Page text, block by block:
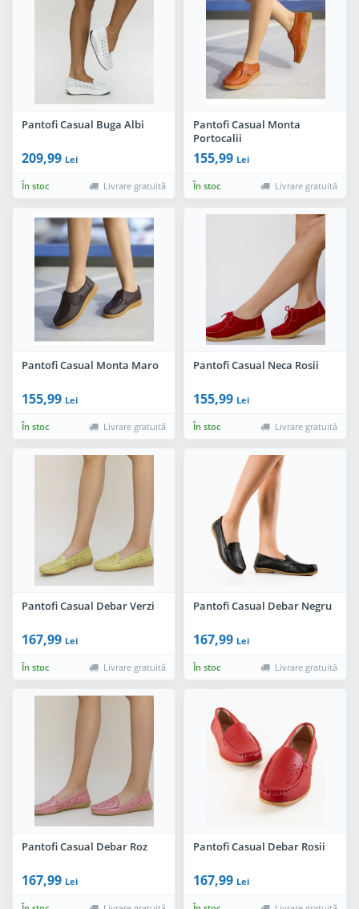
Pantofi Casual Buga Albi
209,99 Lei
În stoc Livrare gratuită
Pantofi Casual Monta
Portocalii
155,99 Lei
În stoc Livrare gratuită
Pantofi Casual Monta Maro
155,99 Lei
În stoc Livrare gratuită
Pantofi Casual Neca Rosii
155,99 Lei
În stoc Livrare gratuită
Pantofi Casual Debar Verzi
167,99 Lei
În stoc Livrare gratuită
Pantofi Casual Debar Negru
167,99 Lei
În stoc Livrare gratuită
Pantofi Casual Debar Roz
167,99 Lei
Pantofi Casual Debar Rosii
167,99 Lei